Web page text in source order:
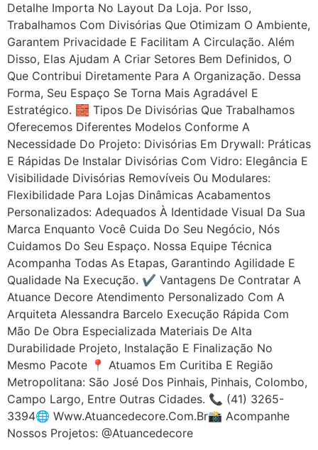
Detalhe Importa No Layout Da Loja. Por Isso,
Trabalhamos Com Divisórias Que Otimizam O Ambiente,
Garantem Privacidade E Facilitam A Circulação. Além
Disso, Elas Ajudam A Criar Setores Bem Definidos, O
Que Contribui Diretamente Para A Organização. Dessa
Forma, Seu Espaço Se Torna Mais Agradável E
Estratégico. 🧱 Tipos De Divisórias Que Trabalhamos
Oferecemos Diferentes Modelos Conforme A
Necessidade Do Projeto: Divisórias Em Drywall: Práticas
E Rápidas De Instalar Divisórias Com Vidro: Elegância E
Visibilidade Divisórias Removíveis Ou Modulares:
Flexibilidade Para Lojas Dinâmicas Acabamentos
Personalizados: Adequados À Identidade Visual Da Sua
Marca Enquanto Você Cuida Do Seu Negócio, Nós
Cuidamos Do Seu Espaço. Nossa Equipe Técnica
Acompanha Todas As Etapas, Garantindo Agilidade E
Qualidade Na Execução. ✔ Vantagens De Contratar A
Atuance Decore Atendimento Personalizado Com A
Arquiteta Alessandra Barcelo Execução Rápida Com
Mão De Obra Especializada Materiais De Alta
Durabilidade Projeto, Instalação E Finalização No
Mesmo Pacote 📍 Atuamos Em Curitiba E Região
Metropolitana: São José Dos Pinhais, Pinhais, Colombo,
Campo Largo, Entre Outras Cidades. 📞 (41) 3265-
3394🌐 Www.atuancedecore.com.br📸 Acompanhe
Nossos Projetos: @atuancedecore